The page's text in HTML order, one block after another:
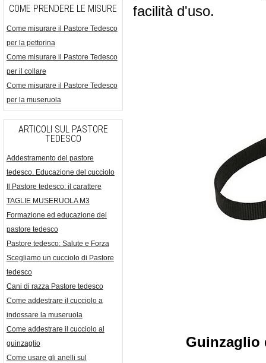
COME PRENDERE LE MISURE
Come misurare il Pastore Tedesco
per la pettorina
Come misurare il Pastore Tedesco
per il collare
Come misurare il Pastore Tedesco
per la museruola
ARTICOLI SUL PASTORE
TEDESCO
Addestramento del pastore
tedesco. Educazione del cucciolo
Il Pastore tedesco: il carattere
TAGLIE MUSERUOLA M3
Formazione ed educazione del
pastore tedesco
Pastore tedesco: Salute e Forza
Scegliamo un cucciolo di Pastore
tedesco
Cani di razza Pastore tedesco
Come addestrare il cucciolo a
indossare la museruola
Come addestrare il cucciolo al
guinzaglio
Come usare gli anelli sul
facilità d'uso.
Guinzaglio